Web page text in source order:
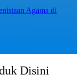
Agama di
Disini